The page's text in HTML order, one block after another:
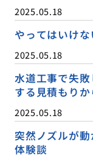
2025.05.18
やってはいけ
2025.05.18
水道工事で失
する見積もり
2025.05.18
突然ノズルが
体験談